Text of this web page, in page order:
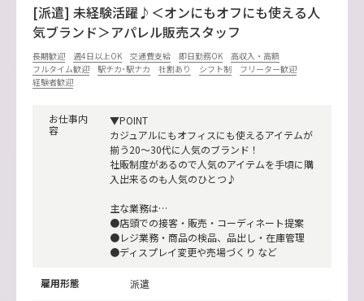
[派遣] 未経験活躍♪＜オンにもオフにも使える人
気ブランド＞アパレル販売スタッフ
長期歓迎 週4日以上OK 交通費支給 即日勤務OK
高収入・高額
フルタイム歓迎
駅チカ･駅ナカ 社割あり シフト制
フリーター歓迎
経験者歓迎
お仕事内
容
▼POINT
カジュアルにもオフィスにも使えるアイテムが
揃う20～30代に人気のブランド！
社販制度があるので人気のアイテムを手頃に購
入出来るのも人気のひとつ♪
主な業務は…
●店頭での接客・販売・コーディネート提案
●レジ業務・商品の検品、品出し・在庫管理
●ディスプレイ変更や売場づくり など
雇用形態 派遣